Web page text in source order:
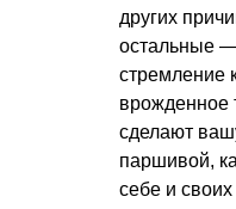
других
остальные
стремление
сделают
паршивой,
себе и своих